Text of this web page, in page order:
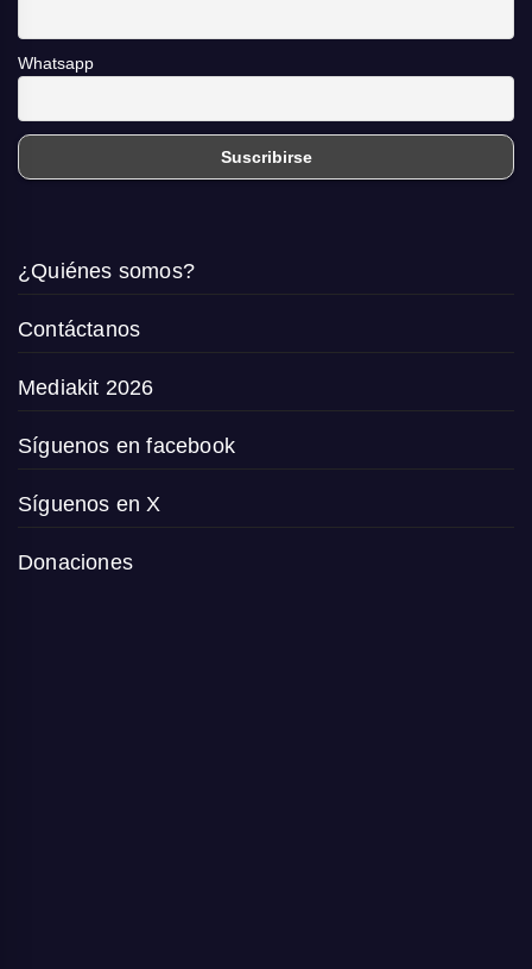
Whatsapp
¿Quiénes somos?
Contáctanos
Mediakit 2026
Síguenos en facebook
Síguenos en X
Donaciones